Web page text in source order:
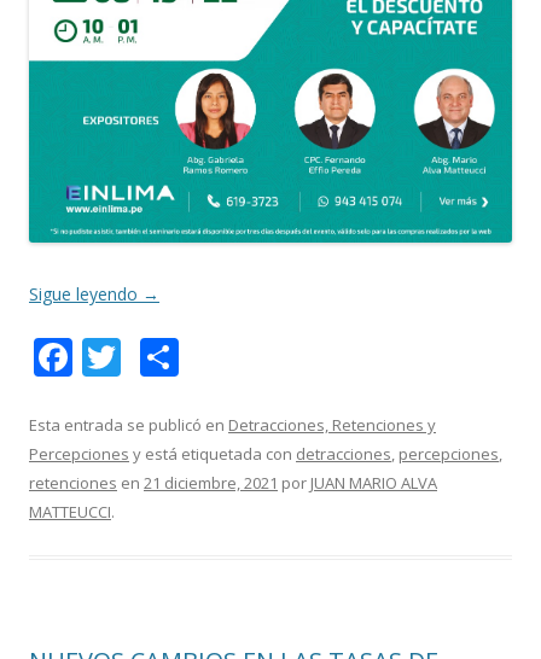
Sigue leyendo →
F
e
b
o
T
itt
er
m
p
Esta entrada se publicó en Detracciones, Retenciones y
Percepciones y está etiquetada con detracciones, percepciones,
retenciones en 21 diciembre, 2021 por JUAN MARIO ALVA
MATTEUCCI.